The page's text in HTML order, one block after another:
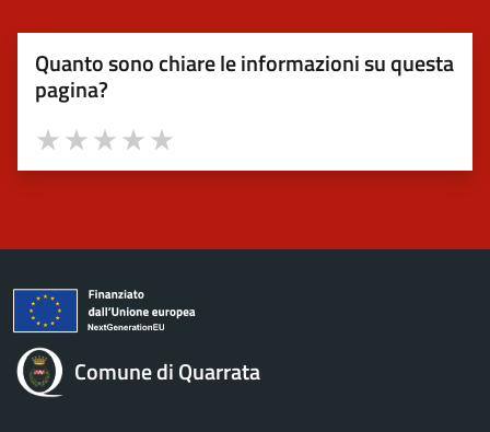
Quanto sono chiare le informazioni su questa
pagina?
Valuta 5 stelle su 5
Valuta 4 stelle su 5
Valuta 3 stelle su 5
Valuta 2 stelle su 5
Valuta 1 stelle su 5
Comune di Quarrata